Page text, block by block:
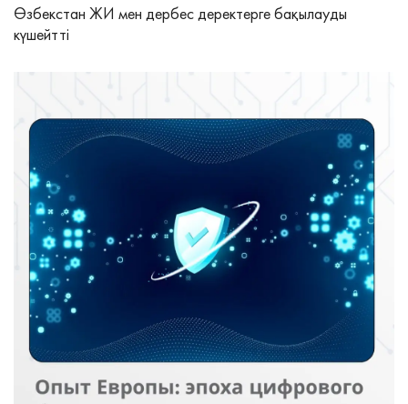
Өзбекстан ЖИ мен дербес деректерге бақылауды
күшейтті